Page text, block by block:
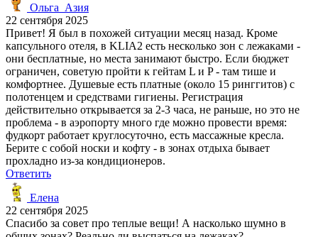
Ольга_Азия
22 сентября 2025
Привет! Я был в похожей ситуации месяц назад. Кроме
капсульного отеля, в KLIA2 есть несколько зон с лежаками -
они бесплатные, но места занимают быстро. Если бюджет
ограничен, советую пройти к гейтам L и P - там тише и
комфортнее. Душевые есть платные (около 15 ринггитов) с
полотенцем и средствами гигиены. Регистрация
действительно открывается за 2-3 часа, не раньше, но это не
проблема - в аэропорту много где можно провести время:
фудкорт работает круглосуточно, есть массажные кресла.
Берите с собой носки и кофту - в зонах отдыха бывает
прохладно из-за кондиционеров.
Ответить
Елена
22 сентября 2025
Спасибо за совет про теплые вещи! А насколько шумно в